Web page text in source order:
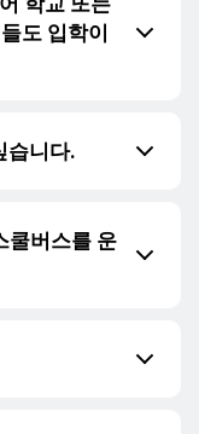
도 입학이
습니다.
쿨버스를 운